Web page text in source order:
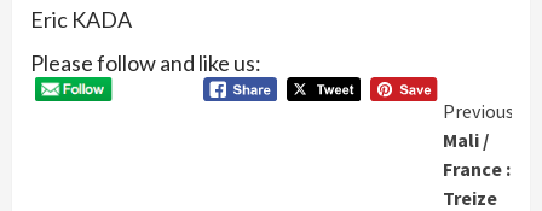
Eric KADA
Please follow and like us:
Previous
Mali /
France :
Treize